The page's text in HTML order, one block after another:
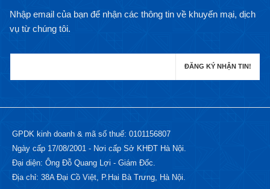
Nhập email của bạn để nhận các thông tin về khuyến mại, dịch
vụ từ chúng tôi.
GPDK kinh doanh & mã số thuế: 0101156807
Ngày cấp 17/08/2001 - Nơi cấp Sở KHĐT Hà Nội.
Đại diện: Ông Đỗ Quang Lợi - Giám Đốc.
Địa chỉ: 38A Đại Cồ Việt, P.Hai Bà Trưng, Hà Nội.